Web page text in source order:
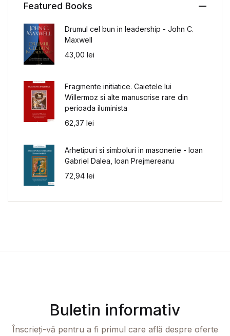
Featured Books
Drumul cel bun in leadership - John C.
Maxwell
43,00 lei
Fragmente initiatice. Caietele lui
Willermoz si alte manuscrise rare din
perioada iluminista
62,37 lei
Arhetipuri si simboluri in masonerie - Ioan
Gabriel Dalea, Ioan Prejmereanu
72,94 lei
Buletin informativ
Înscrieți-vă pentru a fi primul care află despre oferte